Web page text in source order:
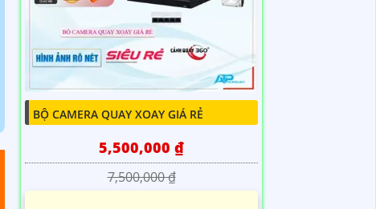
BỘ CAMERA QUAY XOAY GIÁ RẺ
5,500,000 ₫
7,500,000 ₫